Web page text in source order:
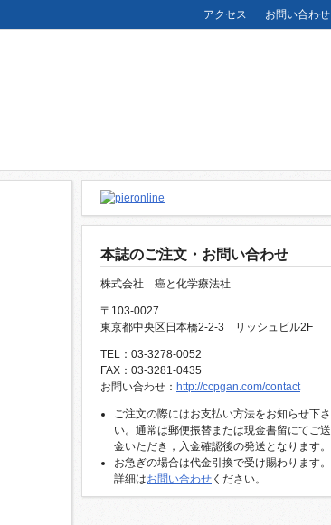
アクセス お問い合わせ
本誌のご注文・お問い合わせ
株式会社 癌と化学療法社
〒103-0027
東京都中央区日本橋2-2-3 リッシュビル2F
TEL：03-3278-0052
FAX：03-3281-0435
お問い合わせ： http://ccpgan.com/contact
ご注文の際にはお支払い方法をお知らせ下さ
い。通常は郵便振替または現金書留にてご送
金いただき，入金確認後の発送となります。
お急ぎの場合は代金引換で受け賜わります。
詳細はお問い合わせ ください。